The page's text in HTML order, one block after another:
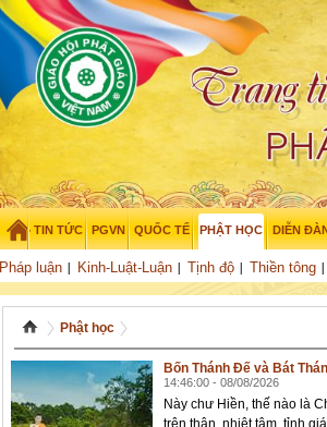
TIN TỨC PGVN QUỐC TẾ PHẬT HỌC
Pháp luận Kinh-Luật-Luận Tịnh độ Thiền tông
DIỄN ĐÀN
Chủ nhật - 9/08/2026 – 07:43 : 15
Phật học
Bốn Thánh Đế và Bát
14:46:00 - 08/08/2026
Này chư Hiền, thế nào là